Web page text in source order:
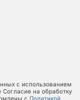
с использованием
на обработку
с Политикой